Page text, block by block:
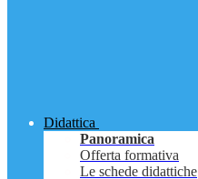
Didattica
Panoramica
Offerta formativa
Le schede didattiche